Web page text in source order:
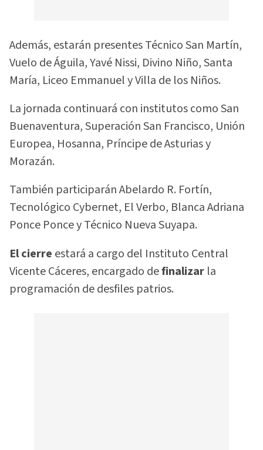
Además, estarán presentes Técnico San Martín,
Vuelo de Águila, Yavé Nissi, Divino Niño, Santa
María, Liceo Emmanuel y Villa de los Niños.
La jornada continuará con institutos como San
Buenaventura, Superación San Francisco, Unión
Europea, Hosanna, Príncipe de Asturias y
Morazán.
También participarán Abelardo R. Fortín,
Tecnológico Cybernet, El Verbo, Blanca Adriana
Ponce Ponce y Técnico Nueva Suyapa.
El cierre estará a cargo del Instituto Central
Vicente Cáceres, encargado definalizar la
programación de desfiles patrios.